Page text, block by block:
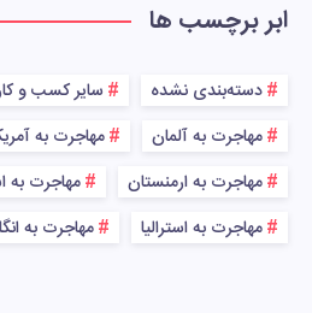
ابر برچسب ها
دسته‌بندی نشده سایر کسب و
مهاجرت به آلمان
مهاجرت به
مهاجرت به ارمنستان
مهاجرت به
مهاجرت به استرالیا
مهاجرت به